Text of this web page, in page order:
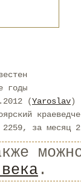
годы
(Yaroslav)
2259, за месяц
.